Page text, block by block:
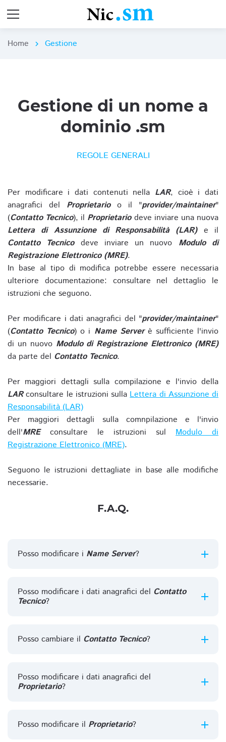
Home chevron_right Gestione
Gestione di un nome a
dominio .sm
REGOLE GENERALI
Per modificare i dati contenuti nella LAR, cioè i dati
anagrafici del Proprietarioo il "provider/maintainer"
(Contatto Tecnico), il Proprietariodeve inviare una nuova
Lettera di Assunzione di Responsabilità (LAR)e il
Contatto Tecnicodeve inviare un nuovo Modulo di
Registrazione Elettronico (MRE).
In base al tipo di modifica potrebbe essere necessaria
ulteriore documentazione: consultare nel dettaglio le
istruzioni che seguono.
Per modificare i dati anagrafici del "provider/maintainer"
(Contatto Tecnico) o i Name Serverè sufficiente l'invio
di un nuovo Modulo di Registrazione Elettronico (MRE)
da parte del Contatto Tecnico.
Per maggiori dettagli sulla compilazione e l'invio della
LARconsultare le istruzioni sullaLettera di Assunzione di
Responsabilità (LAR)
Per maggiori dettagli sulla comnpilazione e l'invio
dell'MREconsultare le istruzioni sul Modulo di
Registrazione Elettronico (MRE).
Seguono le istruzioni dettagliate in base alle modifiche
necessarie.
F.A.Q.
Posso modificare i Name Server?
Posso modificare i dati anagrafici del Contatto
Tecnico?
Posso cambiare il Contatto Tecnico?
Posso modificare i dati anagrafici del
Proprietario?
Posso modificare il Proprietario?